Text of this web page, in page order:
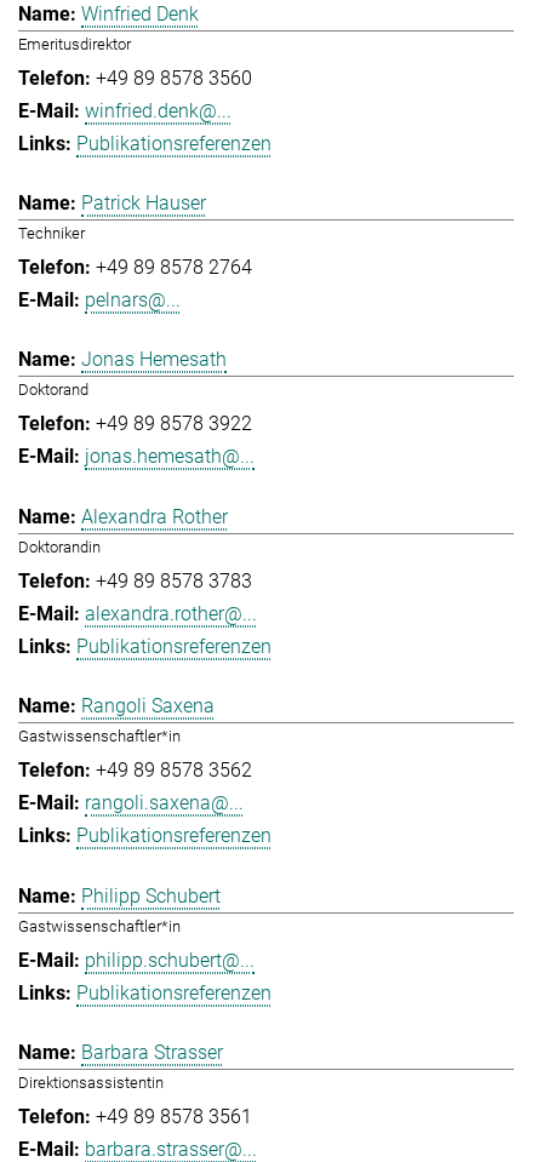
Winfried Denk
Emeritusdirektor
+49 89 8578 3560
winfried.denk@...
Publikationsreferenzen
Patrick Hauser
Techniker
+49 89 8578 2764
pelnars@...
Jonas Hemesath
Doktorand
+49 89 8578 3922
jonas.hemesath@...
Alexandra Rother
Doktorandin
+49 89 8578 3783
alexandra.rother@...
Publikationsreferenzen
Rangoli Saxena
Gastwissenschaftler*in
+49 89 8578 3562
rangoli.saxena@...
Publikationsreferenzen
Philipp Schubert
Gastwissenschaftler*in
philipp.schubert@...
Publikationsreferenzen
Barbara Strasser
Direktionsassistentin
+49 89 8578 3561
barbara.strasser@...